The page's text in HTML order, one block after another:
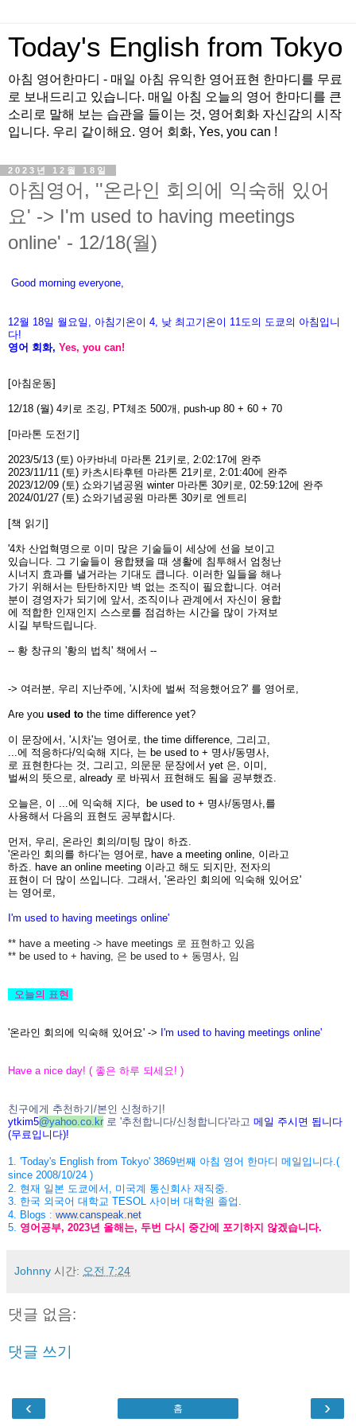
Today's English from Tokyo
아침 영어한마디 - 매일 아침 유익한 영어표현 한마디를 무료
로 보내드리고 있습니다. 매일 아침 오늘의 영어 한마디를 큰
소리로 말해 보는 습관을 들이는 것, 영어회화 자신감의 시작
입니다. 우리 같이해요. 영어 회화, Yes, you can !
2023년 12월 18일
아침영어, ''온라인 회의에 익숙해 있어
요' -> I'm used to having meetings
online' - 12/18(월)
Good morning everyone,
12월 18일 월 요일 아침기온이 4 낮 최고기온이 11 도의 도쿄의 아침입니
다!
영어 회화, Yes, you can!
[아침운동]
12/18 (월) 4키로 조깅, PT체조 500개, push-up 80 + 60 + 70
[마라톤 도전기]
2023/5/13 (토) 아카바네 마라톤 21키로, 2:02:17에 완주
2023/11/11 (토) 카츠시타후텐 마라톤 21키로, 2:01:40에 완주
2023/12/09 (토) 쇼와기념공원 winter 마라톤 30키로, 02:59:12에 완주
2024/01/27 (토) 쇼와기념공원 마라톤 30키로 엔트리
[책 읽기]
'4차 산업혁명으로 이미 많은 기술들이 세상에 선을 보이고
있습니다. 그 기술들이 융합됐을 때 생활에 침투해서 엄청난
시너지 효과를 낼거라는 기대도 큽니다. 이러한 일들을 해나
가기 위해서는 탄탄하지만 벽 없는 조직이 필요합니다. 여러
분이 경영자가 되기에 앞서, 조직이나 관계에서 자신이 융합
에 적합한 인재인지 스스로를 점검하는 시간을 많이 가져보
시길 부탁드립니다.
-- 황 창규의 '황의 법칙' 책에서 --
-> 여러분, 우리 지난주에, '시차에 벌써 적응했어요?' 를 영어로,
Are you used to the time difference yet?
이 문장에서, '시차'는 영어로, the time difference, 그리고,
...에 적응하다/익숙해 지다, 는 be used to + 명사/동명사,
로 표현한다는 것, 그리고, 의문문 문장에서 yet 은, 이미,
벌써의 뜻으로, already 로 바꿔서 표현해도 됨을 공부했죠.
오늘은, 이 ...에 익숙해 지다, be used to + 명사/동명사,를
사용해서 다음의 표현도 공부합시다.
먼저, 우리, 온라인 회의/미팅 많이 하죠.
'온라인 회의를 하다'는 영어로, have a meeting online, 이라고
하죠. have an online meeting 이라고 해도 되지만, 전자의
표현이 더 많이 쓰입니다. 그래서, '온라인 회의에 익숙해 있어요'
는 영어로,
I'm used to having meetings online'
** have a meeting -> have meetings 로 표현하고 있음
** be used to + having, 은 be used to + 동명사, 임
오늘의 표현
'온라인 회의에 익숙해 있어요' -> I'm used to having meetings online'
Have a nice day! ( 좋은 하루 되세요 ! )
친구에게 추천하기/본인 신청하기 !
ytkim5@yahoo.co.kr 로 '추천합니다/신청 합니다'라고 메일 주시면 됩니다
(무료입니다)!
1. 'Today's English from Tokyo' 3869번째 아침 영어 한마디 메일입니다 .(
since 2008/10/24 )
2. 현재 일본 도쿄에서 미국계 통신회사 재직중
3. 한국 외국어 대학교 TESOL 사이버 대학원 졸업
4. Blogs : www.canspeak.net
5. 영어공부, 2023년 올해는, 두번 다시 중간에 포기하지 않겠습니다.
Johnny 시간: 오전 7:24
댓글 없음:
댓글 쓰기
‹ ›
홈